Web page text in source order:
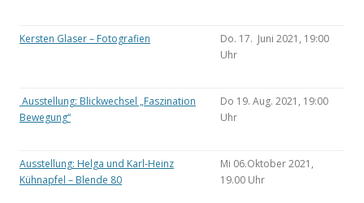
Kersten Glaser – Fotografien
Do. 17. Juni 2021, 19:00
Uhr
Ausstellung: Blickwechsel „Faszination
Bewegung“
Do 19. Aug. 2021, 19:00
Uhr
Ausstellung: Helga und Karl-Heinz
Kühnapfel – Blende 80
Mi 06.Oktober 2021,
19.00 Uhr